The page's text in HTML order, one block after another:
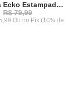
-10%
Camiseta Ecko Estampada Vermelha
R$ 79,99
Ou no Pix (10% de